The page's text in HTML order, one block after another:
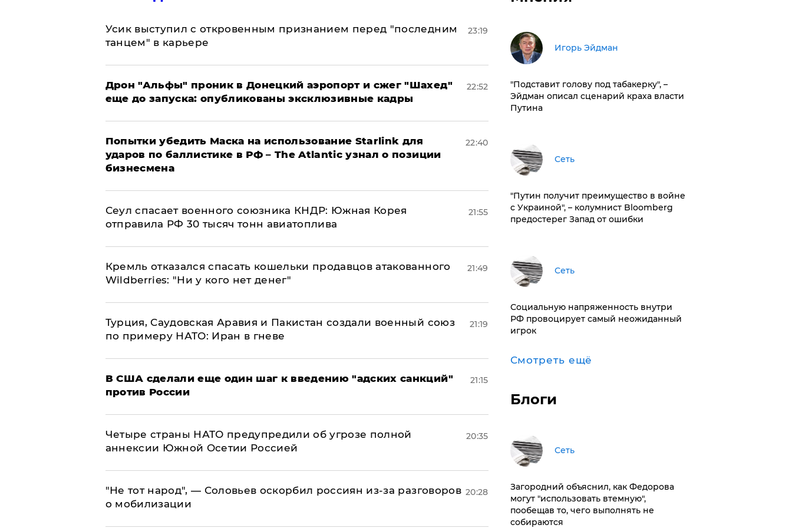
Усик выступил с откровенным признанием перед "последним
танцем" в карьере
23:19
Дрон "Альфы" проник в Донецкий аэропорт и сжег "Шахед"
еще до запуска: опубликованы эксклюзивные кадры
22:52
Попытки убедить Маска на использование Starlink для
ударов по баллистике в РФ – The Atlantic узнал о позиции
бизнесмена
22:40
​Сеул спасает военного союзника КНДР: Южная Корея
отправила РФ 30 тысяч тонн авиатоплива
21:55
Кремль отказался спасать кошельки продавцов атакованного
Wildberries: "Ни у кого нет денег"
21:49
Турция, Саудовская Аравия и Пакистан создали военный союз
по примеру НАТО: Иран в гневе
21:19
В США сделали еще один шаг к введению "адских санкций"
против России
21:15
Четыре страны НАТО предупредили об угрозе полной
аннексии Южной Осетии Россией
20:35
​"Не тот народ", — Соловьев оскорбил россиян из-за разговоров
о мобилизации
20:28
Игорь Эйдман
​"Подставит голову под табакерку", –
Эйдман описал сценарий краха власти
Путина
Сеть
"Путин получит преимущество в войне
с Украиной", – колумнист Bloomberg
предостерег Запад от ошибки
Сеть
Социальную напряженность внутри
РФ провоцирует самый неожиданный
игрок
Смотреть ещё
Блоги
Сеть
Загородний объяснил, как Федорова
могут "использовать втемную",
пообещав то, чего выполнять не
собираются